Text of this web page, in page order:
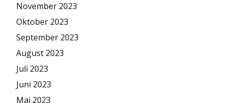
November 2023
Oktober 2023
September 2023
August 2023
Juli 2023
Juni 2023
Mai 2023